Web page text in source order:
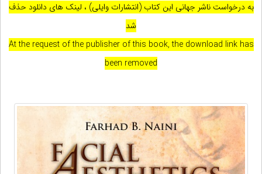
به درخواست ناشر جهانی این کتاب (انتشارات وایلی) ، لینک های دانلود حذف
شد
At the request of the publisher of this book, the download link has
been removed